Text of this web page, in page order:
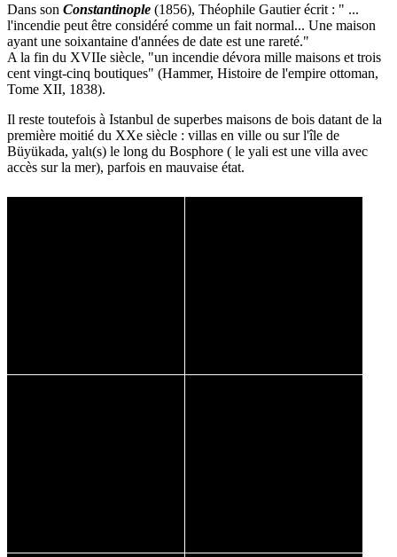
Dans son Constantinople (1856), Théophile Gautier écrit : " ...
l'incendie peut être considéré comme un fait normal... Une maison
ayant une soixantaine d'années de date est une rareté."
A la fin du XVIIe siècle, "un incendie dévora mille maisons et trois
cent vingt-cinq boutiques" (Hammer, Histoire de l'empire ottoman,
Tome XII, 1838).
Il reste toutefois à Istanbul de superbes maisons de bois datant de la
première moitié du XXe siècle : villas en ville ou sur l'île de
Büyükada, yalι(s) le long du Bosphore ( le yali est une villa avec
accès sur la mer), parfois en mauvaise état.